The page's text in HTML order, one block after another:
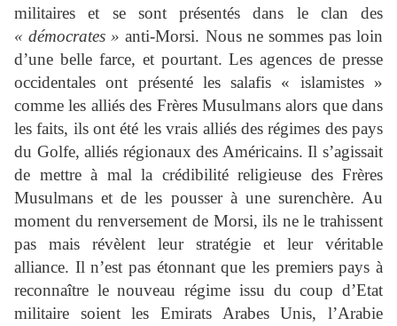
militaires et se sont présentés dans le clan des
« démocrates » anti-Morsi. Nous ne sommes pas loin
d’une belle farce, et pourtant. Les agences de presse
occidentales ont présenté les salafis « islamistes »
comme les alliés des Frères Musulmans alors que dans
les faits, ils ont été les vrais alliés des régimes des pays
du Golfe, alliés régionaux des Américains. Il s’agissait
de mettre à mal la crédibilité religieuse des Frères
Musulmans et de les pousser à une surenchère. Au
moment du renversement de Morsi, ils ne le trahissent
pas mais révèlent leur stratégie et leur véritable
alliance. Il n’est pas étonnant que les premiers pays à
reconnaître le nouveau régime issu du coup d’Etat
militaire soient les Emirats Arabes Unis, l’Arabie